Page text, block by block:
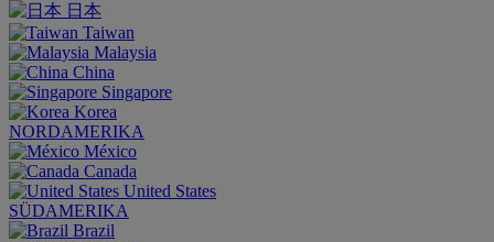
日本
Taiwan
Malaysia
China
Singapore
Korea
NORDAMERIKA
México
Canada
United States
SÜDAMERIKA
Brazil